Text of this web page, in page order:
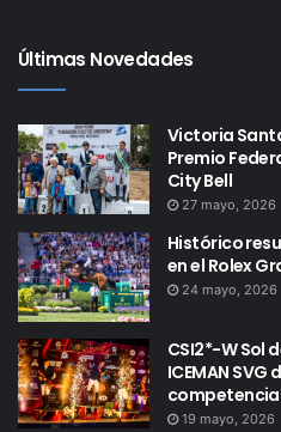
Últimas Novedades
Victoria
Premio
City Bell
27 mayo, 2026
Histórico
en el Rolex
24 mayo, 2026
CSI2*-W Sol
ICEMAN
19 mayo, 2026